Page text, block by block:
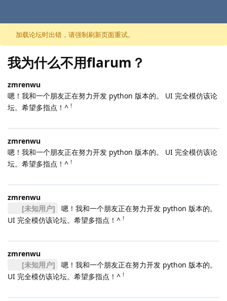
跳至内容
加载论坛时出错，请强制刷新页面重试。
我为什么不用flarum？
zmrenwu
嗯！我和一个朋友正在努力开发 python 版本的。 UI 完全模仿该论
坛。希望多指点！^ !
zmrenwu
嗯！我和一个朋友正在努力开发 python 版本的。 UI 完全模仿该论
坛。希望多指点！^ !
zmrenwu
[未知用户]
嗯！我和一个朋友正在努力开发 python 版本的。
UI 完全模仿该论坛。希望多指点！^ !
zmrenwu
[未知用户]
嗯！我和一个朋友正在努力开发 python 版本的。
UI 完全模仿该论坛。希望多指点！^ !